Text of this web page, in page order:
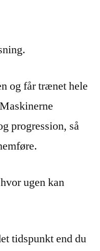
og får trænet hele
progression, så
ugen kan
tidspunkt end du